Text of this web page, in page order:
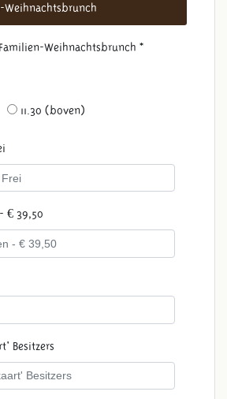
Weihnachtsbrunch
Weihnachtsbrunch *
11.30 (boven)
€ 39,50
Besitzers